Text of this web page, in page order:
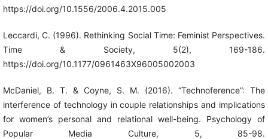
https://doi.org/10.1556/2006.4.2015.005
Leccardi, C. (1996). Rethinking Social Time: Feminist Perspectives.
Time & Society, 5(2), 169-186.
https://doi.org/10.1177/0961463X96005002003
McDaniel, B. T. & Coyne, S. M. (2016). “Technoference”: The
interference of technology in couple relationships and implications
for women’s personal and relational well-being. Psychology of
Popular Media Culture, 5, 85-98.